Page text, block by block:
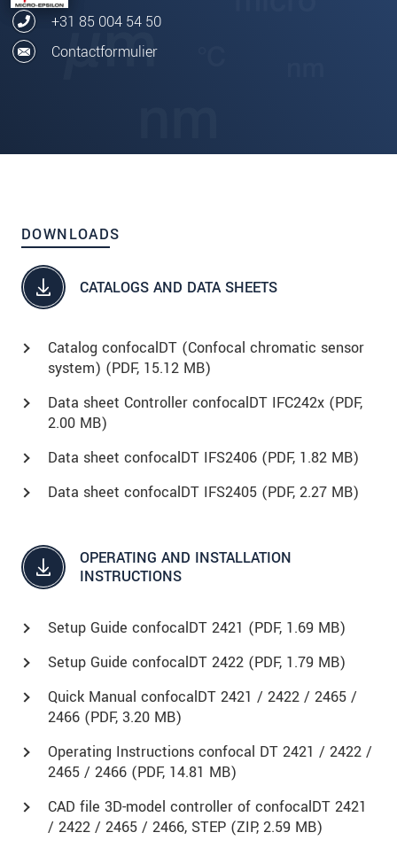
+31 85 004 54 50
Contactformulier
DOWNLOADS
CATALOGS AND DATA SHEETS
Catalog confocalDT (Confocal chromatic sensor
system) (PDF, 15.12 MB)
Data sheet Controller confocalDT IFC242x (PDF,
2.00 MB)
Data sheet confocalDT IFS2406 (PDF, 1.82 MB)
Data sheet confocalDT IFS2405 (PDF, 2.27 MB)
OPERATING AND INSTALLATION
INSTRUCTIONS
Setup Guide confocalDT 2421 (PDF, 1.69 MB)
Setup Guide confocalDT 2422 (PDF, 1.79 MB)
Quick Manual confocalDT 2421 / 2422 / 2465 /
2466 (PDF, 3.20 MB)
Operating Instructions confocal DT 2421 / 2422 /
2465 / 2466 (PDF, 14.81 MB)
CAD file 3D-model controller of confocalDT 2421
/ 2422 / 2465 / 2466, STEP (ZIP, 2.59 MB)